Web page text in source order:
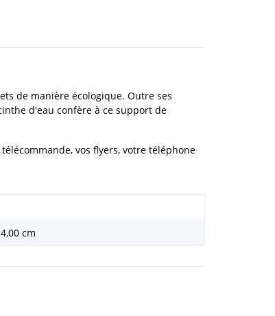
de manière écologique. Outre ses
d'eau confère à ce support de
vos flyers, votre téléphone
cm